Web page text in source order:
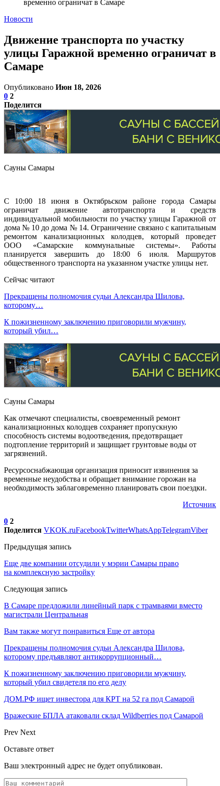
временно ограничат в Самаре
Новости
Движение транспорта по участку
улицы Гаражной временно ограничат в
Самаре
Опубликовано Июн 18, 2026
0 2
Поделится
Сауны Самары
С 10:00 18 июня в Октябрьском районе города Самары
ограничат движение автотранспорта и средств
индивидуальной мобильности по участку улицы Гаражной от
дома № 10 до дома № 14. Ограничение связано с капитальным
ремонтом канализационных колодцев, который проведет
ООО «Самарские коммунальные системы». Работы
планируется завершить до 18:00 6 июля. Маршрутов
общественного транспорта на указанном участке улицы нет.
Сейчас читают
Прекращены полномочия судьи Александра Шилова,
которому…
К пожизненному заключению приговорили мужчину,
который убил…
Сауны Самары
Как отмечают специалисты, своевременный ремонт
канализационных колодцев сохраняет пропускную
способность системы водоотведения, предотвращает
подтопление территорий и защищает грунтовые воды от
загрязнений.
Ресурсоснабжающая организация приносит извинения за
временные неудобства и обращает внимание горожан на
необходимость заблаговременно планировать свои поездки.
Источник
0 2
Поделится VKOK.ruFacebookTwitterWhatsAppTelegramViber
Предыдущая запись
Еще две компании отсудили у мэрии Самары право
на комплексную застройку
Следующая запись
В Самаре предложили линейный парк с трамваями вместо
магистрали Центральная
Вам также могут понравиться Еще от автора
Прекращены полномочия судьи Александра Шилова,
которому предъявляют антикоррупционный…
К пожизненному заключению приговорили мужчину,
который убил свидетеля по его делу
ДОМ.РФ ищет инвестора для КРТ на 52 га под Самарой
Вражеские БПЛА атаковали склад Wildberries под Самарой
Prev Next
Оставьте ответ
Ваш электронный адрес не будет опубликован.